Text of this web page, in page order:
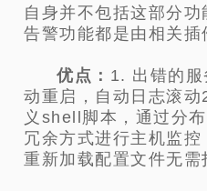
自身并不包括这部分功
告警功能都是由相关插
优点： 1. 出错的服
动重启，自动日志滚
义shell脚本，通过分
冗余方式进行主机监
重新加载配置文件无